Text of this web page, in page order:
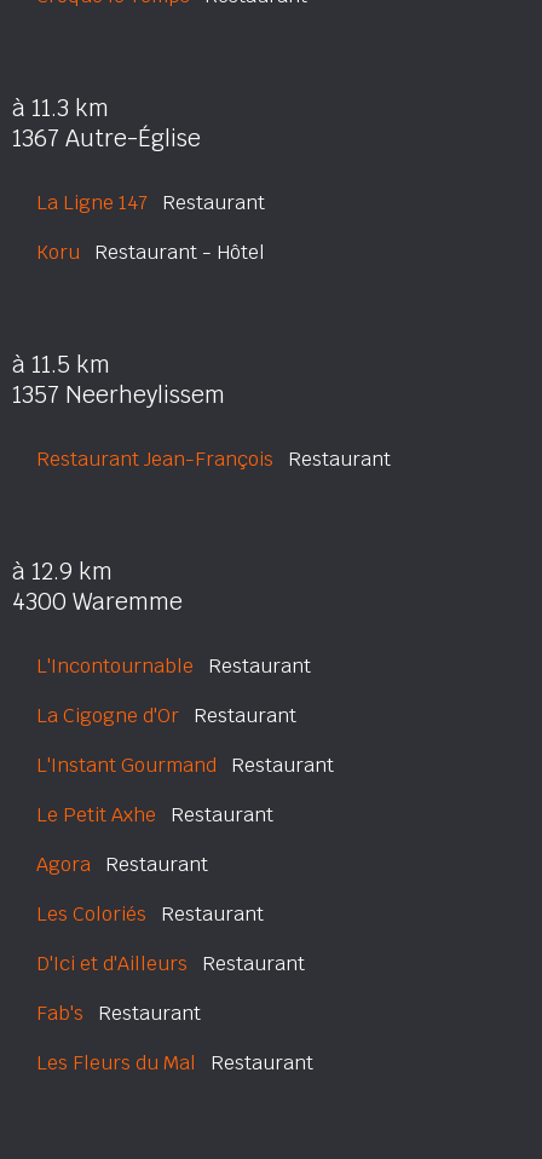
à 11.3 km
1367 Autre-Église
La Ligne 147 Restaurant
Koru Restaurant - Hôtel
à 11.5 km
1357 Neerheylissem
Restaurant Jean-François Restaurant
à 12.9 km
4300 Waremme
L'Incontournable Restaurant
La Cigogne d'Or Restaurant
L'Instant Gourmand Restaurant
Le Petit Axhe Restaurant
Agora Restaurant
Les Coloriés Restaurant
D'Ici et d'Ailleurs Restaurant
Fab's Restaurant
Les Fleurs du Mal Restaurant